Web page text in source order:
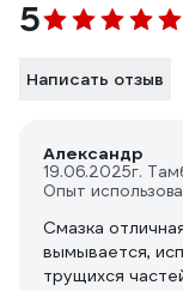
5
Написать отзыв
Александр
19.06.2025г.
Опыт
Смазка
вымывается,
трущихся